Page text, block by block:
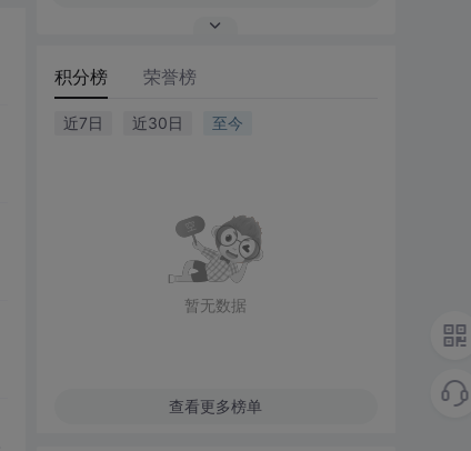
积分榜 荣誉榜
近7日 近30日 至今
暂无数据
查看更多榜单